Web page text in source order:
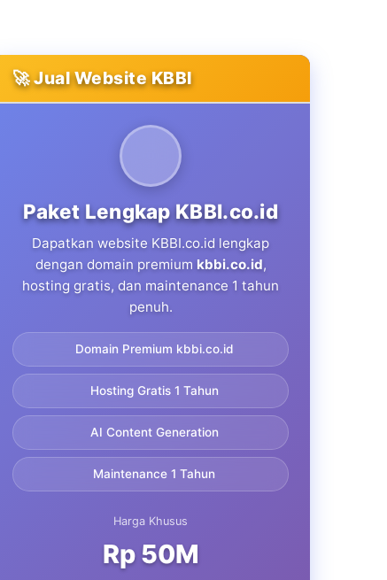
🚀 Jual Website KBBI
Paket Lengkap KBBI.co.id
Dapatkan website KBBI.co.id lengkap
dengan domain premium kbbi.co.id,
hosting gratis, dan maintenance 1 tahun
penuh.
Domain Premium kbbi.co.id
Hosting Gratis 1 Tahun
AI Content Generation
Maintenance 1 Tahun
Harga Khusus
Rp 50M